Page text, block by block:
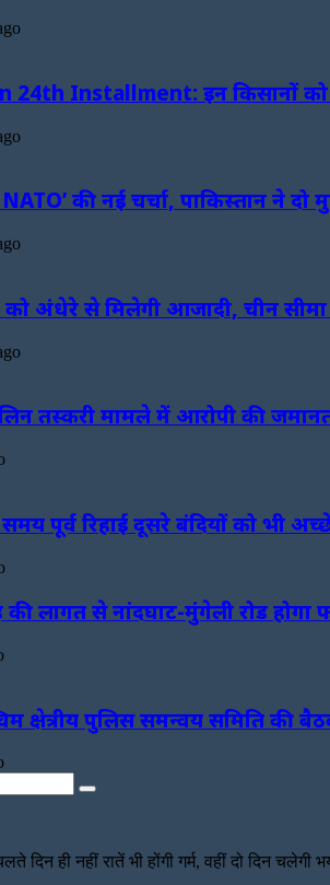
24th Installment: इन किसानों
की नई चर्चा, पाकिस्तान ने
अंधेरे से मिलेगी आजादी, चीन
तस्करी मामले में आरोपी की
पूर्व रिहाई दूसरे बंदियों को भी
की लागत से नांदघाट-मुंगेली रोड होगा
क्षेत्रीय पुलिस समन्वय समिति की
Search
दिन ही नहीं रातें भी होंगी गर्म, वहीं दो दिन